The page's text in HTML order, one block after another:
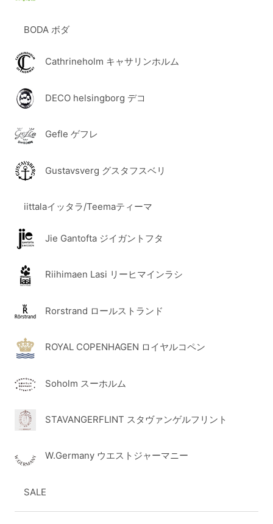
BODA ボダ
Cathrineholm キャサリンホルム
DECO helsingborg デコ
Gefle ゲフレ
Gustavsverg グスタフスベリ
iittalaイッタラ/Teemaティーマ
Jie Gantofta ジイガントフタ
Riihimaen Lasi リーヒマインラシ
Rorstrand ロールストランド
ROYAL COPENHAGEN ロイヤルコペン
Soholm スーホルム
STAVANGERFLINT スタヴァンゲルフリント
W.Germany ウエストジャーマニー
SALE